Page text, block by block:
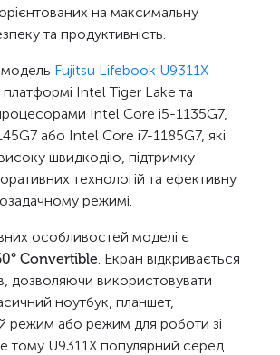
на максимальну
та продуктивність.
Fujitsu Lifebook U9311X
Intel Tiger Lake та
Intel Core i5-1135G7,
або Intel Core i7-1185G7, які
швидкодію, підтримку
технологій та ефективну
режимі.
особливостей моделі є
Convertible . Екран відкривається
дозволяючи використовувати
ноутбук, планшет,
режим або режим для роботи зі
тому U9311X популярний серед